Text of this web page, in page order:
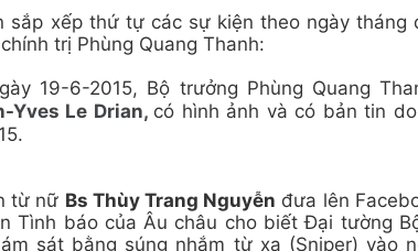
sắp xếp thứ tự các sự kiện theo ngày tháng
trị Phùng Quang Thanh:
19-6-2015, Bộ trưởng Phùng Quang
Yves Le Drian, có hình ảnh và có bản tin
từ nữ Bs Thùy Trang Nguyễn đưa lên
Tình báo của Âu châu cho biết Đại tường
sát bằng súng nhắm từ xa (Sniper) vào